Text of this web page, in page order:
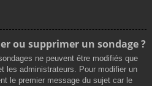
ou supprimer un sondage ?
ne peuvent être modifiés que
les administrateurs. Pour modifier un
le premier message du sujet car le